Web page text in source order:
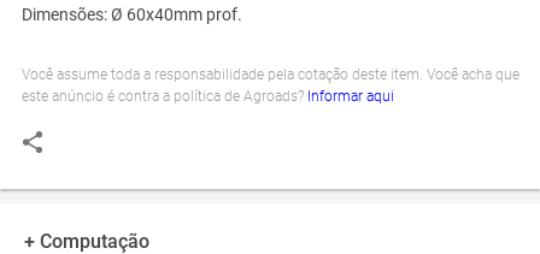
Dimensões: Ø 60x40mm prof.
Você assume toda a responsabilidade pela cotação deste item. Você acha que
este anúncio é contra a política de Agroads? Informar aqui
+ Computação